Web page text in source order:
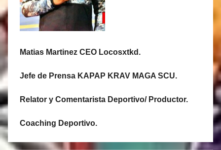
Matias Martinez CEO Locosxtkd.
Jefe de Prensa KAPAP KRAV MAGA SCU.
Relator y Comentarista Deportivo/ Productor.
Coaching Deportivo.